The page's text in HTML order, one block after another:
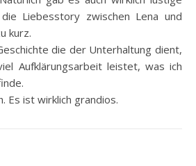
Liebesstory zwischen Lena und
kurz.
die der Unterhaltung dient,
Aufklärungsarbeit leistet, was ich
Es ist wirklich grandios.